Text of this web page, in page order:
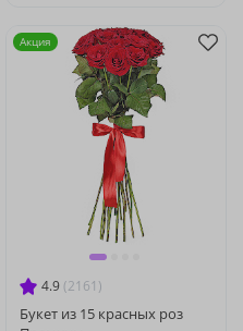
4.9 (2161)
Букет из 15 красных роз
Акция